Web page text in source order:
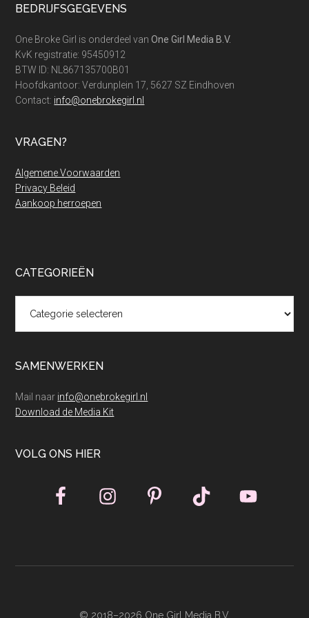
Footer
BEDRIJFSGEGEVENS
One Broke Girl is onderdeel vanOne Girl Media B.V.
KvK registratie: 95450912
BTW ID: NL867135700B01
Hoofdkantoor: Verdunplein 17, 5627 SZ Eindhoven
Contact: info@onebrokegirl.nl
VRAGEN?
Algemene Voorwaarden
Privacy Beleid
Aankoop herroepen
CATEGORIEËN
SAMENWERKEN
Mail naar info@onebrokegirl.nl
Download de Media Kit
VOLG ONS HIER
© 2018–2026 One Girl Media B.V.